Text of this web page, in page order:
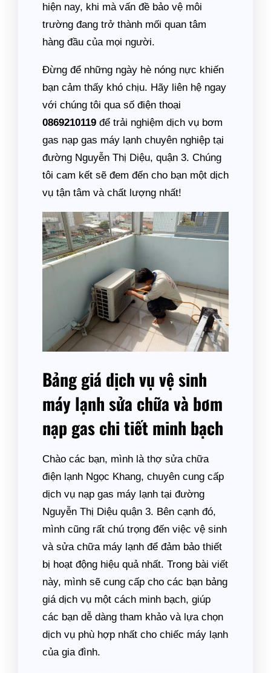
hiện nay, khi mà vấn đề bảo vệ môi
trường đang trở thành mối quan tâm
hàng đầu của mọi người.
Đừng để những ngày hè nóng nực khiến
bạn cảm thấy khó chịu. Hãy liên hệ ngay
với chúng tôi qua số điện thoại
0869210119 để trải nghiệm dịch vụ bơm
gas nạp gas máy lạnh chuyên nghiệp tại
đường Nguyễn Thị Diệu, quận 3. Chúng
tôi cam kết sẽ đem đến cho bạn một dịch
vụ tận tâm và chất lượng nhất!
Bảng giá dịch vụ vệ sinh
máy lạnh sửa chữa và bơm
nạp gas chi tiết minh bạch
Chào các bạn, mình là thợ sửa chữa
điện lạnh Ngọc Khang, chuyên cung cấp
dịch vụ nạp gas máy lạnh tại đường
Nguyễn Thị Diệu quận 3. Bên cạnh đó,
mình cũng rất chú trọng đến việc vệ sinh
và sửa chữa máy lạnh để đảm bảo thiết
bị hoạt động hiệu quả nhất. Trong bài viết
này, mình sẽ cung cấp cho các bạn bảng
giá dịch vụ một cách minh bạch, giúp
các bạn dễ dàng tham khảo và lựa chọn
dịch vụ phù hợp nhất cho chiếc máy lạnh
của gia đình.